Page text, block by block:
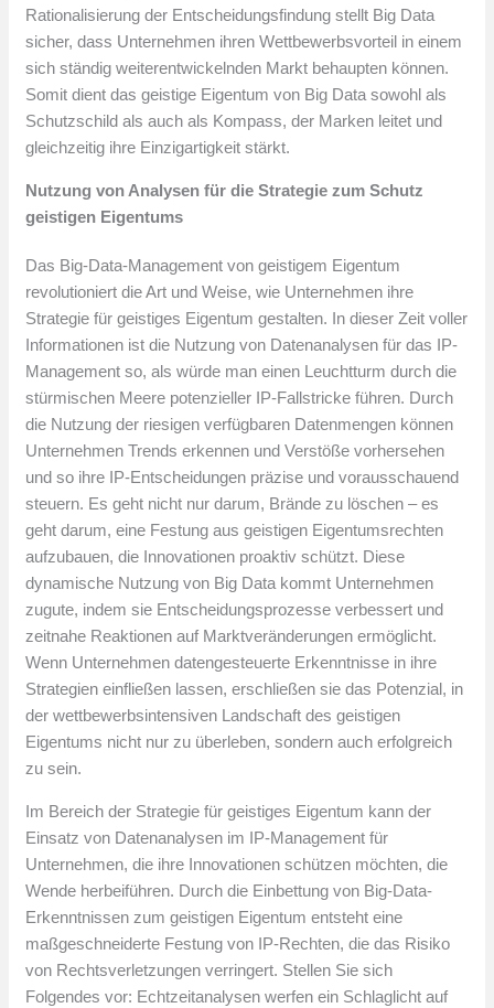
Rationalisierung der Entscheidungsfindung stellt Big Data
sicher, dass Unternehmen ihren Wettbewerbsvorteil in einem
sich ständig weiterentwickelnden Markt behaupten können.
Somit dient das geistige Eigentum von Big Data sowohl als
Schutzschild als auch als Kompass, der Marken leitet und
gleichzeitig ihre Einzigartigkeit stärkt.
Nutzung von Analysen für die Strategie zum Schutz
geistigen Eigentums
Das Big-Data-Management von geistigem Eigentum
revolutioniert die Art und Weise, wie Unternehmen ihre
Strategie für geistiges Eigentum gestalten. In dieser Zeit voller
Informationen ist die Nutzung von Datenanalysen für das IP-
Management so, als würde man einen Leuchtturm durch die
stürmischen Meere potenzieller IP-Fallstricke führen. Durch
die Nutzung der riesigen verfügbaren Datenmengen können
Unternehmen Trends erkennen und Verstöße vorhersehen
und so ihre IP-Entscheidungen präzise und vorausschauend
steuern. Es geht nicht nur darum, Brände zu löschen – es
geht darum, eine Festung aus geistigen Eigentumsrechten
aufzubauen, die Innovationen proaktiv schützt. Diese
dynamische Nutzung von Big Data kommt Unternehmen
zugute, indem sie Entscheidungsprozesse verbessert und
zeitnahe Reaktionen auf Marktveränderungen ermöglicht.
Wenn Unternehmen datengesteuerte Erkenntnisse in ihre
Strategien einfließen lassen, erschließen sie das Potenzial, in
der wettbewerbsintensiven Landschaft des geistigen
Eigentums nicht nur zu überleben, sondern auch erfolgreich
zu sein.
Im Bereich der Strategie für geistiges Eigentum kann der
Einsatz von Datenanalysen im IP-Management für
Unternehmen, die ihre Innovationen schützen möchten, die
Wende herbeiführen. Durch die Einbettung von Big-Data-
Erkenntnissen zum geistigen Eigentum entsteht eine
maßgeschneiderte Festung von IP-Rechten, die das Risiko
von Rechtsverletzungen verringert. Stellen Sie sich
Folgendes vor: Echtzeitanalysen werfen ein Schlaglicht auf